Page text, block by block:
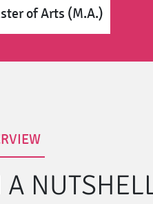
of Arts (M.A.)
A